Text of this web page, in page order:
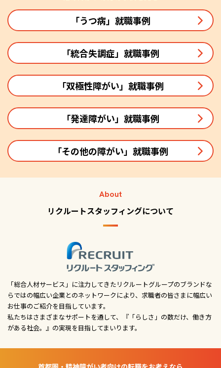
「うつ病」就職事例
「統合失調症」就職事例
「双極性障がい」就職事例
「発達障がい」就職事例
「その他の障がい」就職事例
About
リクルートスタッフィングについて
「総合人材サービス」に注力してきたリクルートグループのブランドな
らではの幅広い企業とのネットワークにより、求職者の皆さまに幅広い
お仕事のご紹介を目指しています。
私たちはさまざまなサポートを通して、『「らしさ」の数だけ、働き方
がある社会。』の実現を目指してまいります。